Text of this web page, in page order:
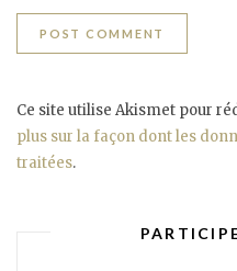
Ce site utilise Akismet pour
plus sur la façon dont les
traitées.